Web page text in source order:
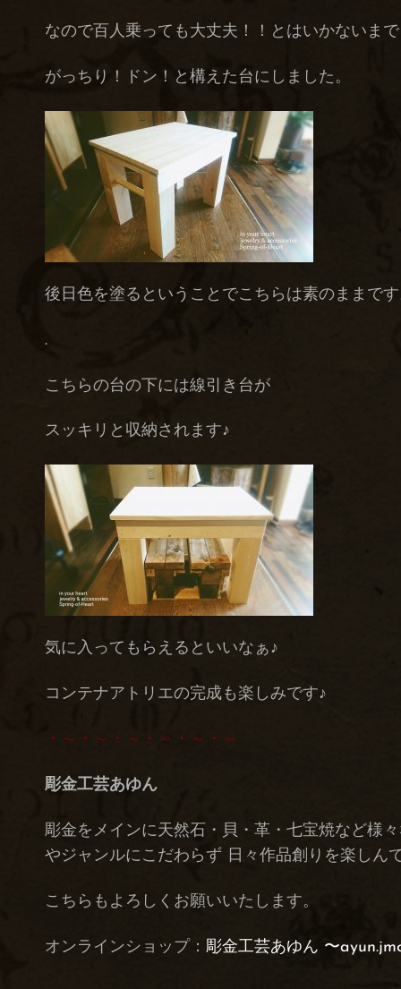
なので百人乗っても大丈夫！！とはいかないま
がっちり！ドン！と構えた台にしました。
後日色を塗るということでこちらは素のままで
.
こちらの台の下には線引き台が
スッキリと収納されます♪
気に入ってもらえるといいなぁ♪
コンテナアトリエの完成も楽しみです♪
・～・～・～・～・～・～
彫金工芸あゆん
彫金をメインに天然石・貝・革・七宝焼など様
やジャンルにこだわらず 日々作品創りを楽しん
こちらもよろしくお願いいたします。
オンラインショップ： 彫金工芸あゆん 〜